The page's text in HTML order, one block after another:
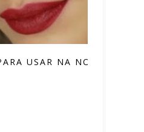
USAR NA NOITE